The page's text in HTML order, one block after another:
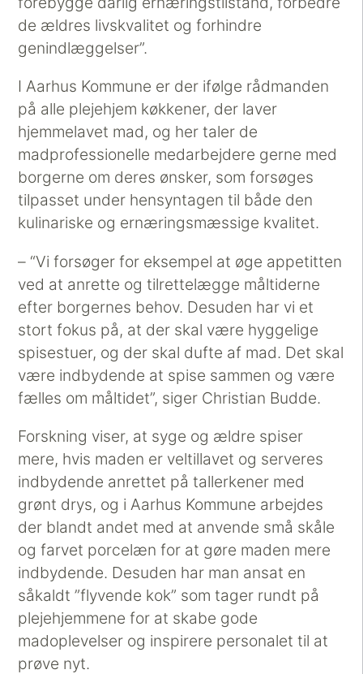
de ældres livskvalitet og forhindre
genindlæggelser”.
I Aarhus Kommune er der ifølge rådmanden
på alle plejehjem køkkener, der laver
hjemmelavet mad, og her taler de
madprofessionelle medarbejdere gerne med
borgerne om deres ønsker, som forsøges
tilpasset under hensyntagen til både den
kulinariske og ernæringsmæssige kvalitet.
– “Vi forsøger for eksempel at øge appetitten
ved at anrette og tilrettelægge måltiderne
efter borgernes behov. Desuden har vi et
stort fokus på, at der skal være hyggelige
spisestuer, og der skal dufte af mad. Det skal
være indbydende at spise sammen og være
fælles om måltidet”, siger Christian Budde.
Forskning viser, at syge og ældre spiser
mere, hvis maden er veltillavet og serveres
indbydende anrettet på tallerkener med
grønt drys, og i Aarhus Kommune arbejdes
der blandt andet med at anvende små skåle
og farvet porcelæn for at gøre maden mere
indbydende. Desuden har man ansat en
såkaldt ”flyvende kok” som tager rundt på
plejehjemmene for at skabe gode
madoplevelser og inspirere personalet til at
prøve nyt.